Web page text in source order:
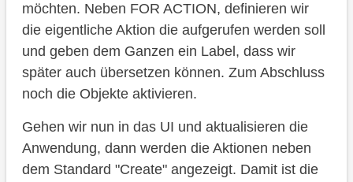
möchten. Neben FOR ACTION, definieren wir
die eigentliche Aktion die aufgerufen werden soll
und geben dem Ganzen ein Label, dass wir
später auch übersetzen können. Zum Abschluss
noch die Objekte aktivieren.
Gehen wir nun in das UI und aktualisieren die
Anwendung, dann werden die Aktionen neben
dem Standard "Create" angezeigt. Damit ist die